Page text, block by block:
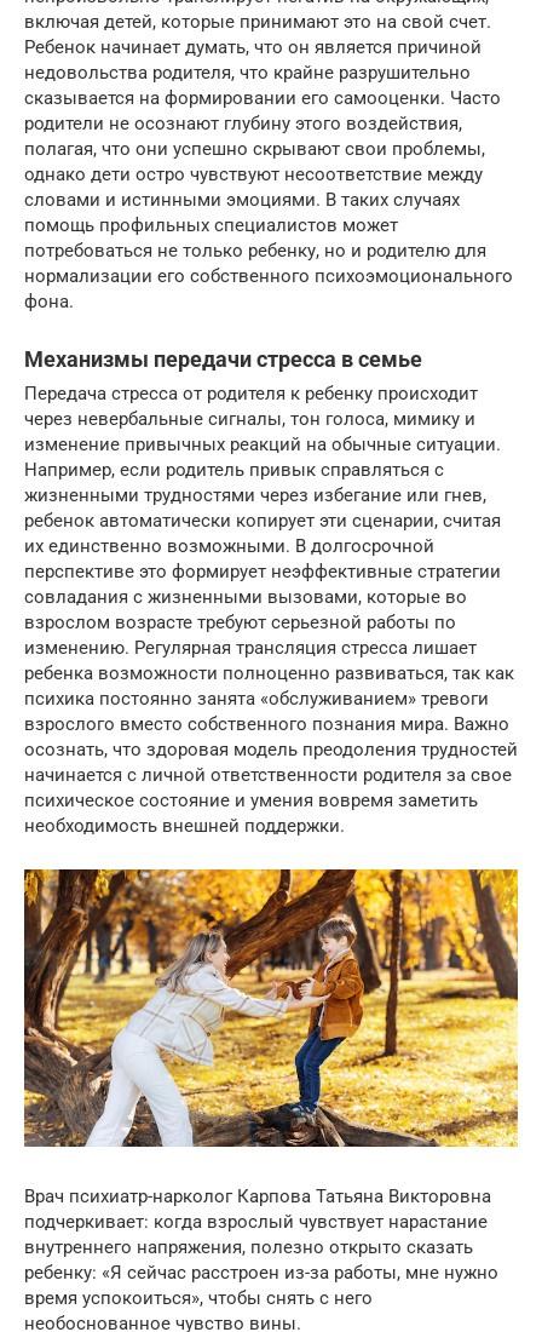
включая детей, которые принимают это на свой счет.
Ребенок начинает думать, что он является причиной
недовольства родителя, что крайне разрушительно
сказывается на формировании его самооценки. Часто
родители не осознают глубину этого воздействия,
полагая, что они успешно скрывают свои проблемы,
однако дети остро чувствуют несоответствие между
словами и истинными эмоциями. В таких случаях
помощь профильных специалистов может
потребоваться не только ребенку, но и родителю для
нормализации его собственного психоэмоционального
фона.
Механизмы передачи стресса в семье
Передача стресса от родителя к ребенку происходит
через невербальные сигналы, тон голоса, мимику и
изменение привычных реакций на обычные ситуации.
Например, если родитель привык справляться с
жизненными трудностями через избегание или гнев,
ребенок автоматически копирует эти сценарии, считая
их единственно возможными. В долгосрочной
перспективе это формирует неэффективные стратегии
совладания с жизненными вызовами, которые во
взрослом возрасте требуют серьезной работы по
изменению. Регулярная трансляция стресса лишает
ребенка возможности полноценно развиваться, так как
психика постоянно занята «обслуживанием» тревоги
взрослого вместо собственного познания мира. Важно
осознать, что здоровая модель преодоления трудностей
начинается с личной ответственности родителя за свое
психическое состояние и умения вовремя заметить
необходимость внешней поддержки.
Врач психиатр-нарколог Карпова Татьяна Викторовна
подчеркивает: когда взрослый чувствует нарастание
внутреннего напряжения, полезно открыто сказать
ребенку: «Я сейчас расстроен из-за работы, мне нужно
время успокоиться», чтобы снять с него
необоснованное чувство вины.